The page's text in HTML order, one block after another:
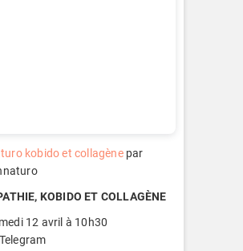
kobido et collagènepar
KOBIDO ET COLLAGÈNE
12 avril à 10h30